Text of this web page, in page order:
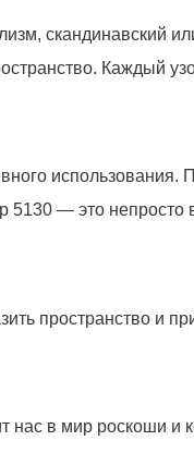
скандинавский
Каждый
использования.
5130 — это непросто
пространство и
нас в мир роскоши и
всем вопросам,